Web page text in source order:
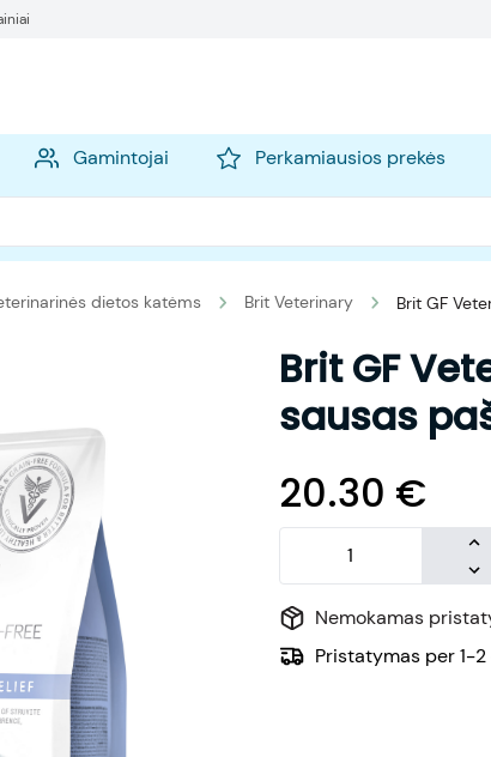
Gamintojai Perkamiausios prekės
dietos katėms Brit Veterinary Brit GF
Brit GF
sausas
20.30 €
Nemokamas
Pristatymas per 1-2